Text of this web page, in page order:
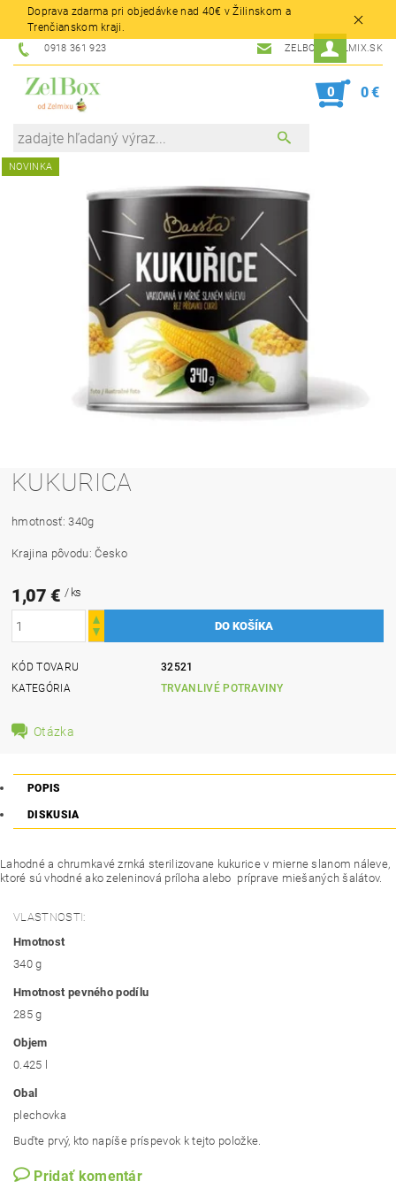
Doprava zdarma pri objedávke nad 40€ v Žilinskom a
Trenčianskom kraji.
0918 361 923 ZELBOX@ZELMIX.SK
0 0 €
NOVINKA
KUKURICA
hmotnosť: 340g
Krajina pôvodu: Česko
1,07 € / ks
KÓD TOVARU
32521
KATEGÓRIA
TRVANLIVÉ POTRAVINY
Otázka
POPIS
DISKUSIA
Lahodné a chrumkavé zrnká sterilizovane kukurice v mierne slanom náleve,
ktoré sú vhodné ako zeleninová príloha alebo príprave miešaných šalátov.
VLASTNOSTI:
Hmotnost
340 g
Hmotnost pevného podílu
285 g
Objem
0.425 l
Obal
plechovka
Buďte prvý, kto napíše príspevok k tejto položke.
Pridať komentár